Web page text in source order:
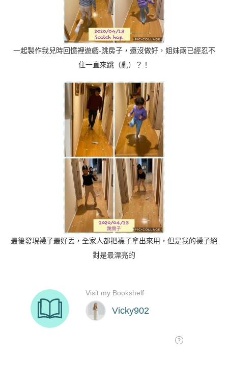
一起製作我兒時回憶裡遊戲-跳房子，還沒做好，姐妹兩已經忍不
住一直來跳（亂）？！
最後發現襪子最好丟，全家人都把襪子拿出來用，但是我的襪子絕
對是最漂亮的